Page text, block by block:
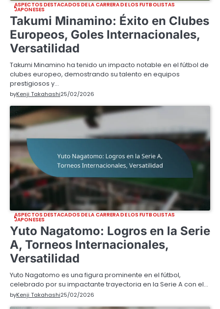
ASPECTOS DESTACADOS DE LA CARRERA DE LOS FUTBOLISTAS
JAPONESES
Takumi Minamino: Éxito en Clubes
Europeos, Goles Internacionales,
Versatilidad
Takumi Minamino ha tenido un impacto notable en el fútbol de
clubes europeo, demostrando su talento en equipos
prestigiosos y…
byKenji Takahashi25/02/2026
ASPECTOS DESTACADOS DE LA CARRERA DE LOS FUTBOLISTAS
JAPONESES
Yuto Nagatomo: Logros en la Serie
A, Torneos Internacionales,
Versatilidad
Yuto Nagatomo es una figura prominente en el fútbol,
celebrado por su impactante trayectoria en la Serie A con el…
byKenji Takahashi25/02/2026